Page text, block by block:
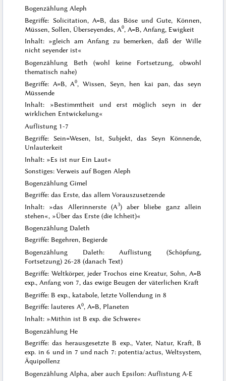
Bogenzählung Aleph
Begriffe: Solicitation, A=B, das Böse und Gute, Können,
Müssen, Sollen, Überseyendes, A0, A=B, Anfang, Ewigkeit
Inhalt: »gleich am Anfang zu bemerken, daß der Wille
nicht seyender ist«
Bogenzählung Beth (wohl keine Fortsetzung, obwohl
thematisch nahe)
Begriffe: A=B, A0, Wissen, Seyn, hen kai pan, das seyn
Müssende
Inhalt: »Bestimmtheit und erst möglich seyn in der
wirklichen Entwickelung«
Auflistung 1-7
Begriffe: Sein=Wesen, Ist, Subjekt, das Seyn Könnende,
Unlauterkeit
Inhalt: »Es ist nur Ein Laut«
Sonstiges: Verweis auf Bogen Aleph
Bogenzählung Gimel
Begriffe: das Erste, das allem Vorauszusetzende
Inhalt: »das Allerinnerste (A3) aber bliebe ganz allein
stehen«, »Über das Erste (die Ichheit)«
Bogenzählung Daleth
Begriffe: Begehren, Begierde
Bogenzählung Daleth: Auflistung (Schöpfung,
Fortsetzung) 26-28 (danach Text)
Begriffe: Weltkörper, jeder Trochos eine Kreatur, Sohn, A=B
exp., Anfang von 7, das ewige Beugen der väterlichen Kraft
Begriffe: B exp., katabole, letzte Vollendung in 8
Begriffe: lauteres A0, A=B, Planeten
Inhalt: »Mithin ist B exp. die Schwere«
Bogenzählung He
Begriffe: das herausgesetzte B exp., Vater, Natur, Kraft, B
exp. in 6 und in 7 und nach 7: potentia/actus, Weltsystem,
Äquipollenz
Bogenzählung Alpha, aber auch Epsilon: Auflistung A-E